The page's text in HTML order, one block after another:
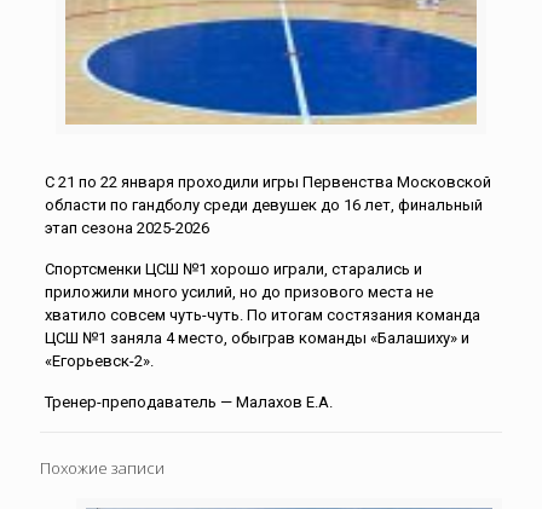
С 21 по 22 января проходили игры Первенства Московской
области по гандболу среди девушек до 16 лет, финальный
этап сезона 2025-2026
Спортсменки ЦСШ №1 хорошо играли, старались и
приложили много усилий, но до призового места не
хватило совсем чуть-чуть. По итогам состязания команда
ЦСШ №1 заняла 4 место, обыграв команды «Балашиху» и
«Егорьевск-2».
Тренер-преподаватель — Малахов Е.А.
Похожие записи